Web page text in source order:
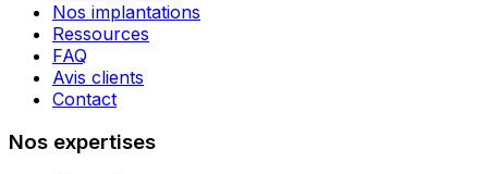
Nos implantations
Ressources
FAQ
Avis clients
Contact
Nos expertises